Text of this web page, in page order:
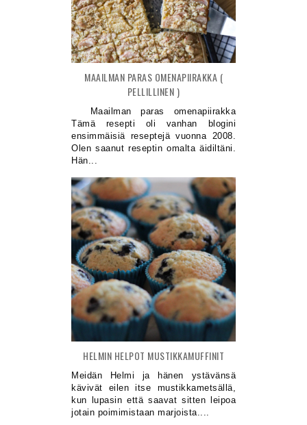
MAAILMAN PARAS OMENAPIIRAKKA (
PELLILLINEN )
Maailman paras omenapiirakka
Tämä resepti oli vanhan blogini
ensimmäisiä reseptejä vuonna 2008.
Olen saanut reseptin omalta äidiltäni.
Hän...
HELMIN HELPOT MUSTIKKAMUFFINIT
Meidän Helmi ja hänen ystävänsä
kävivät eilen itse mustikkametsällä,
kun lupasin että saavat sitten leipoa
jotain poimimistaan marjoista....